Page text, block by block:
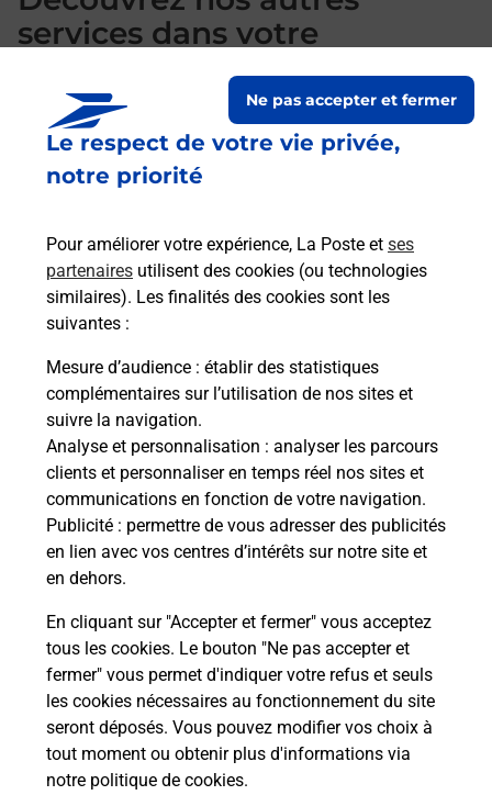
Le respect de votre vie privée,
notre priorité
Pour améliorer votre expérience, La Poste et ses
partenaires utilisent des cookies (ou technologies
similaires). Les finalités des cookies sont les
suivantes :
Mesure d’audience : établir des statistiques
complémentaires sur l’utilisation de nos sites et
suivre la navigation.
Analyse et personnalisation : analyser les parcours
clients et personnaliser en temps réel nos sites et
communications en fonction de votre navigation.
Publicité : permettre de vous adresser des publicités
en lien avec vos centres d’intérêts sur notre site et
en dehors.
En cliquant sur "Accepter et fermer" vous acceptez
tous les cookies. Le bouton "Ne pas accepter et
fermer" vous permet d'indiquer votre refus et seuls
les cookies nécessaires au fonctionnement du site
seront déposés. Vous pouvez modifier vos choix à
tout moment ou obtenir plus d'informations via
notre politique de cookies.
Ne pas accepter et fermer
services dans votre
commune Guemene Penfao
S'inscrire au code de la route
Vous cherchez à passer votre code de la route auto
ou moto dans la commune Guemene Penfao ?
Découvrez toutes nos solutions.
En savoir plus
Localiser Liste
Liste - téléassistance
Loire-Atlantique - téléassistance
Guemene Penfao - téléassistance